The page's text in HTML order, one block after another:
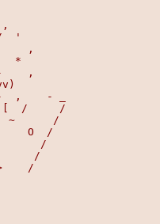
'
,
*      *
,
,    - _
/     /
~      /
O  /
/
/
/